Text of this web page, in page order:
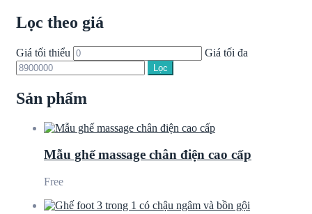
Lọc theo giá
Giá tối thiểu Giá tối đa
Lọc
Sản phẩm
Mẫu ghế massage chân điện cao cấp
Free